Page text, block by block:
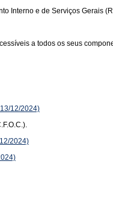
Interno e de Serviços Gerais
a todos os seus
12/2024)
2024)